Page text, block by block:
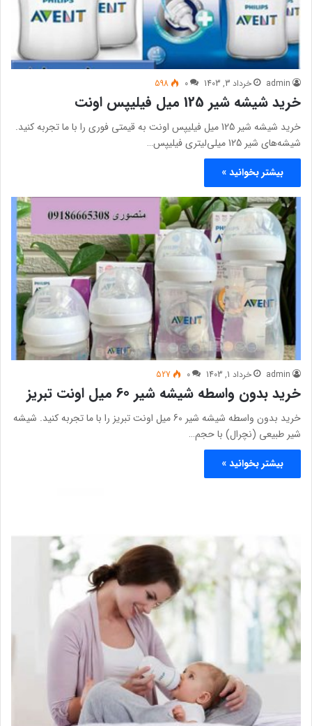
admin خرداد 3, 1403 0
598
خرید شیشه شیر 125 میل فیلیپس اونت
خرید شیشه شیر 125 میل فیلیپس اونت به قیمتی فوری را با ما تجربه کنید.
شیشه‌های شیر 125 میلی‌لیتری فیلیپس…
بیشتر بخوانید »
admin خرداد 1, 1403 0
527
خرید بدون واسطه شیشه شیر 60 میل اونت تبریز
خرید بدون واسطه شیشه شیر 60 میل اونت تبریز را با ما تجربه کنید. شیشه
شیر طبیعی (نچرال) با حجم…
بیشتر بخوانید »